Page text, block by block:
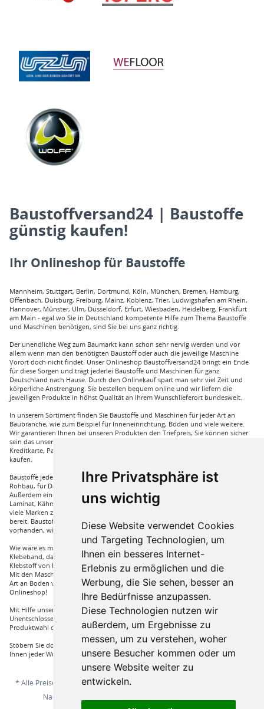
Ihre Privatsphäre ist
uns wichtig
Diese Website verwendet Cookies
und Targeting Technologien, um
Ihnen ein besseres Internet-
Erlebnis zu ermöglichen und die
Werbung, die Sie sehen, besser an
Ihre Bedürfnisse anzupassen.
Diese Technologien nutzen wir
außerdem, um Ergebnisse zu
messen, um zu verstehen, woher
unsere Besucher kommen oder um
unsere Website weiter zu
entwickeln.
Baustoffversand24 | Baustoffe
günstig kaufen!
Ihr Onlineshop für Baustoffe
Mannheim, Stuttgart, Berlin, Dortmund, Köln, München, Bremen, Hamburg,
Offenbach, Duisburg, Freiburg, Mainz, Koblenz, Trier, Ludwigshafen am Rhein,
Hannover, Münster, Ulm, Düsseldorf, Erfurt, Wiesbaden, Heidelberg, Frankfurt
am Main - egal wo Sie in Deutschland kompetente Hilfe zum Thema Baustoffe
und Maschinen benötigen, sind Sie bei uns ganz richtig.
Der unendliche Weg zum Baumarkt kann schon sehr nervig werden und vor
allem wenn man den benötigten Baustoff oder auch die jeweilige Maschine
Vorort doch nicht findet. Unser Onlineshop Baustoffversand24 bringt ein Ende
für diese Sorgen und trägt jederlei Baustoffe und Maschinen für ganz
Deutschland nach Hause. Durch den Onlinekauf spart man sehr viel Zeit und
körperliche Anstrengung. Sie bestellen bequem online und wir liefern die
jeweiligen Produkte in höhst Qualität an Ihrem Wunschlieferort bundesweit.
In unserem Sortiment finden Sie Baustoffe und Maschinen für jeder Art an
Baubranche, wie zum Beispiel für Inneneinrichtung, Böden und viele weitere.
Wir garantieren Ihnen bei unseren Produkten den Triefpreis, Sie können sicher
sein das unsere Preisangebote die besten sind. Sie können bei uns mit
Kreditkarte, Paypal und auch mit Vorkasse bei uns auf Rechnung Baustoffe
kaufen.
Baustoffe jeder Art die sie für ihren Haus benötigen, wie beispielsweise für den
Rohbau, für Dämmungen für ihr Haus und für den Innenausbau. Wir führen
Außerdem eine große Auswahl an Bodenbelägen wie GUNREBEN Parkett, JOKA
Laminat, Kährs Parkett, Pardor Laminat, PCV Boden der Marke Wefloor und
viele Marken zu Fliesen, hierzu steht unser Service Team aus Fachprofis zur Hilfe
bereit. Baustoffe für den Außenbereich haben wir ebenso in unserem Sortiment
vorhanden, wie Dachfenster, Gartenhäuser und auch diverse Zäune.
Wie wäre es mit Klebstoffe von Uzin, wie zum Beispiel das Aluminium
Klebeband, dass Sie auch bei hoher Hitze einsetzen können oder auch ein
Klebstoff von Bona, dass für verkleben von Massivholzdielen in Einsatz kommt.
Mit den Maschinen von Wolff und Janser können sie im Handumdrehen jeder
Art an Boden verarbeiten. Vieles mehr an Marken und Artikel nur bei uns im
Onlineshop!
Mit Hilfe unserer Service Hotline sind Sie nur mit einem Anruf von ihrer
Unentschlossenheit erlöst und bekommen von einem Fachprofi die beste
Produktwahl die für sie relevant ist.
Stöbern Sie doch einfach durch unserem Sortiment und Sie werden sehen, dass
Ihnen jeder Wunsch erfüllt wird.
* Alle Preise inkl. gesetzl. Mehrwertsteuer zzgl.
Nachnahmegebühren, wenn nicht anders beschrieben